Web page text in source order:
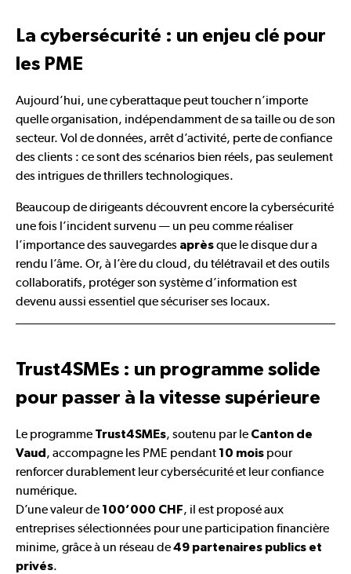
La cybersécurité : un enjeu clé pour
les PME
Aujourd’hui, une cyberattaque peut toucher n’importe
quelle organisation, indépendamment de sa taille ou de son
secteur. Vol de données, arrêt d’activité, perte de confiance
des clients : ce sont des scénarios bien réels, pas seulement
des intrigues de thrillers technologiques.
Beaucoup de dirigeants découvrent encore la cybersécurité
une fois l’incident survenu — un peu comme réaliser
l’importance des sauvegardes aprèsque le disque dur a
rendu l’âme. Or, à l’ère du cloud, du télétravail et des outils
collaboratifs, protéger son système d’information est
devenu aussi essentiel que sécuriser ses locaux.
Trust4SMEs : un programme solide
pour passer à la vitesse supérieure
Le programme Trust4SMEs, soutenu par le Canton de
Vaud , accompagne les PME pendant 10 mois pour
renforcer durablement leur cybersécurité et leur confiance
numérique.
D’une valeur de 100’000 CHF, il est proposé aux
entreprises sélectionnées pour une participation financière
minime, grâce à un réseau de49 partenaires publics et
privés.